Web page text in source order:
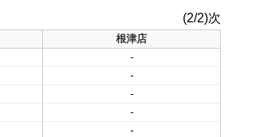
(2/2)次
根津店
-
-
-
-
-